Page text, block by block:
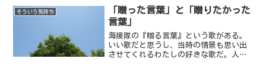
そういう気持ち
「贈った言葉」と「贈りたかった
言葉」
海援隊の『贈る言葉』という歌がある。
いい歌だと思うし、当時の情景も思い出
させてくれるわたしの好きな歌だ。人は